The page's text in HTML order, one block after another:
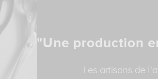
"Une production
Les artisans de